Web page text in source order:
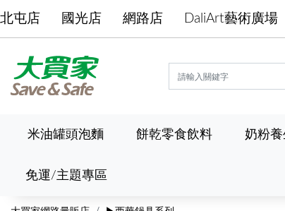
北屯店 國光店 網路店 DaliArt藝術廣場
米油罐頭泡麵 餅乾零食飲料 奶粉
免運/主題專區